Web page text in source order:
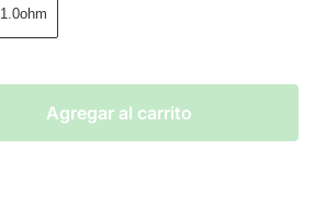
1.0ohm
Agregar al carrito